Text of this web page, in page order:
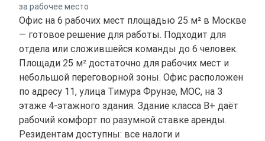
за рабочее место
Офис на 6 рабочих мест площадью 25 м² в Москве
— готовое решение для работы. Подходит для
отдела или сложившейся команды до 6 человек.
Площади 25 м² достаточно для рабочих мест и
небольшой переговорной зоны. Офис расположен
по адресу 11, улица Тимура Фрунзе, МОС, на 3
этаже 4-этажного здания. Здание класса B+ даёт
рабочий комфорт по разумной ставке аренды.
Резидентам доступны: все налоги и